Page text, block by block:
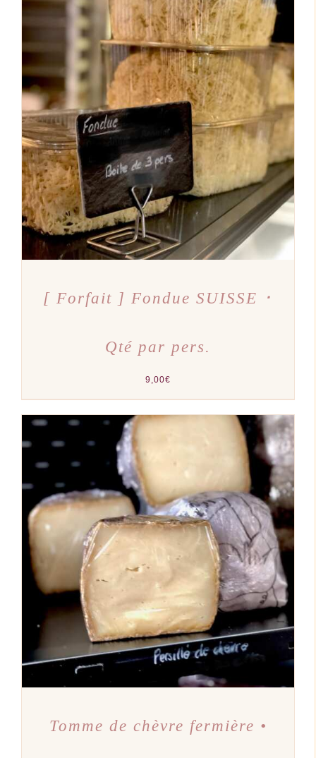
AJOUTER AU PANIER
DÉTAILS
[ Forfait ] Fondue SUISSE ･
Qté par pers.
9,00€
AJOUTER AU PANIER
/
Tomme de chèvre fermière •